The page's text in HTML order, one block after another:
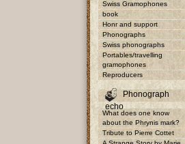
Swiss Gramophones
book
Honr and support
Phonographs
Swiss phonographs
Portables/travelling
gramophones
Reproducers
Phonograph
echo
What does one know
about the Phrynis mark?
Tribute to Pierre Cottet